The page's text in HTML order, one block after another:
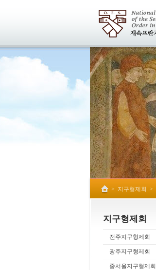
> 지구형제회 >
지구형제회
전주지구형제회
광주지구형제회
중서울지구형제회